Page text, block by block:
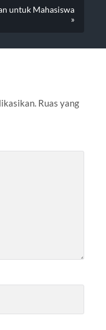
untuk Mahasiswa
»
Ruas yang